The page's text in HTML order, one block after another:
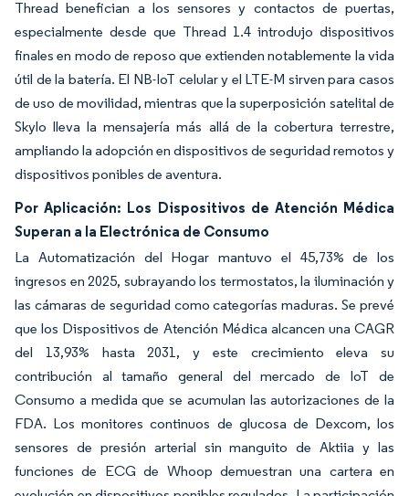
Thread benefician a los sensores y contactos de puertas,
especialmente desde que Thread 1.4 introdujo dispositivos
finales en modo de reposo que extienden notablemente la vida
útil de la batería. El NB-IoT celular y el LTE-M sirven para casos
de uso de movilidad, mientras que la superposición satelital de
Skylo lleva la mensajería más allá de la cobertura terrestre,
ampliando la adopción en dispositivos de seguridad remotos y
dispositivos ponibles de aventura.
Por Aplicación: Los Dispositivos de Atención Médica
Superan a la Electrónica de Consumo
La Automatización del Hogar mantuvo el 45,73% de los
ingresos en 2025, subrayando los termostatos, la iluminación y
las cámaras de seguridad como categorías maduras. Se prevé
que los Dispositivos de Atención Médica alcancen una CAGR
del 13,93% hasta 2031, y este crecimiento eleva su
contribución al tamaño general del mercado de IoT de
Consumo a medida que se acumulan las autorizaciones de la
FDA. Los monitores continuos de glucosa de Dexcom, los
sensores de presión arterial sin manguito de Aktiia y las
funciones de ECG de Whoop demuestran una cartera en